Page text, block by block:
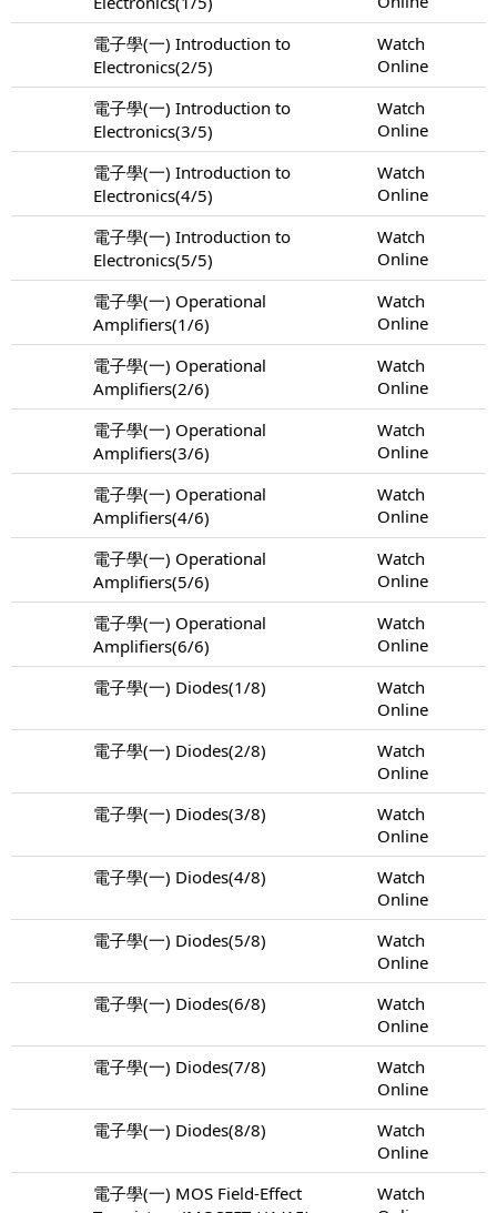
電子學(一) Introduction to
Electronics(2/5)
Watch
Online
電子學(一) Introduction to
Electronics(3/5)
Watch
Online
電子學(一) Introduction to
Electronics(4/5)
Watch
Online
電子學(一) Introduction to
Electronics(5/5)
Watch
Online
電子學(一) Operational
Amplifiers(1/6)
Watch
Online
電子學(一) Operational
Amplifiers(2/6)
Watch
Online
電子學(一) Operational
Amplifiers(3/6)
Watch
Online
電子學(一) Operational
Amplifiers(4/6)
Watch
Online
電子學(一) Operational
Amplifiers(5/6)
Watch
Online
電子學(一) Operational
Amplifiers(6/6)
Watch
Online
電子學(一) Diodes(1/8)
Watch
Online
電子學(一) Diodes(2/8)
Watch
Online
電子學(一) Diodes(3/8)
Watch
Online
電子學(一) Diodes(4/8)
Watch
Online
電子學(一) Diodes(5/8)
Watch
Online
電子學(一) Diodes(6/8)
Watch
Online
電子學(一) Diodes(7/8)
Watch
Online
電子學(一) Diodes(8/8)
Watch
Online
電子學(一) MOS Field-Effect
Watch